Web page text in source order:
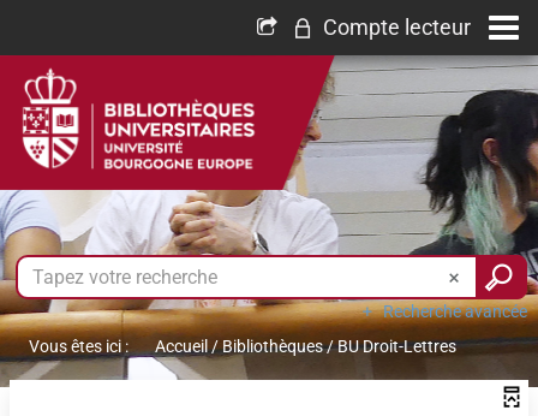
Compte lecteur
Recherche avancée
Vous êtes ici :
Accueil /Bibliothèques/BU Droit-Lettres